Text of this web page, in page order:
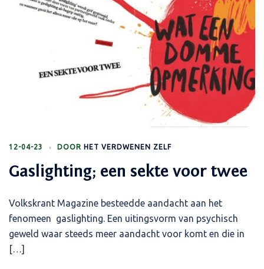
12-04-23 DOOR HET VERDWENEN ZELF
Gaslighting; een sekte voor twee
Volkskrant Magazine besteedde aandacht aan het
fenomeen gaslighting. Een uitingsvorm van psychisch
geweld waar steeds meer aandacht voor komt en die in
[…]